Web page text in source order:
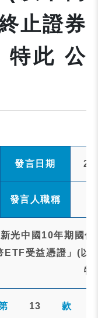
止證券
特此 公
發言日期
發言人職稱
光中國10年期國
ETF受益憑證」(以
特
13 款